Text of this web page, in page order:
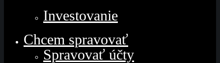
Investovanie
Chcem spravovať
Spravovať účty